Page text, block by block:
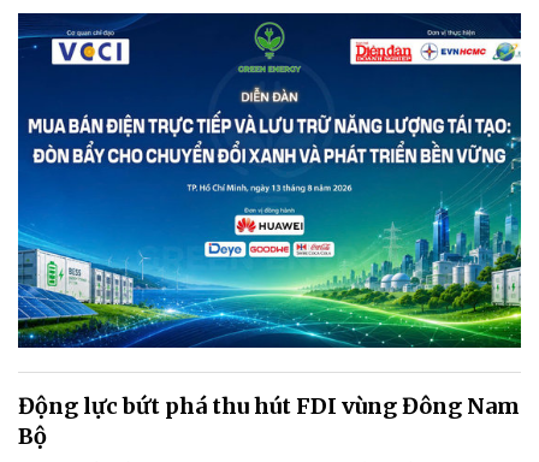
Động lực bứt phá thu hút FDI vùng Đông Nam
Bộ